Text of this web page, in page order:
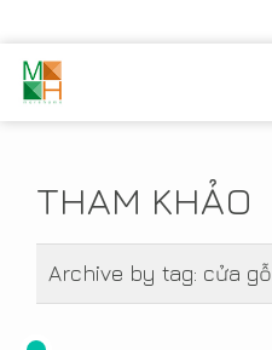
THAM KHẢO
Archive by tag: cửa gỗ